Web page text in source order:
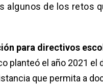
algunos de los retos
para directivos
planteó el año 2021 el
que permita a